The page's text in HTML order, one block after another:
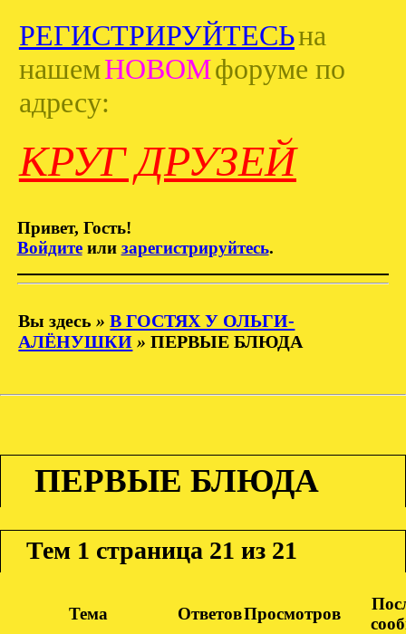
РЕГИСТРИРУЙТЕСЬна
нашемНОВОМфоруме по
адресу:
КРУГ ДРУЗЕЙ
Привет, Гость!
Войдитеили зарегистрируйтесь.
Вы здесь »В ГОСТЯХ У ОЛЬГИ-
АЛЁНУШКИ »ПЕРВЫЕ БЛЮДА
ПЕРВЫЕ БЛЮДА
Тем 1 страница 21 из 21
Тема ОтветовПросмотров